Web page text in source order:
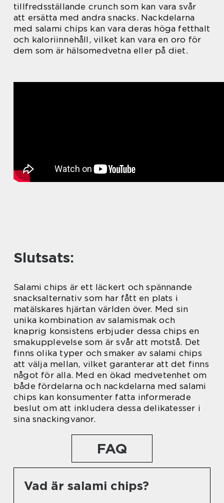
tillfredsställande crunch som kan vara svår
att ersätta med andra snacks. Nackdelarna
med salami chips kan vara deras höga fetthalt
och kaloriinnehåll, vilket kan vara en oro för
dem som är hälsomedvetna eller på diet.
Slutsats:
Salami chips är ett läckert och spännande
snacksalternativ som har fått en plats i
matälskares hjärtan världen över. Med sin
unika kombination av salamismak och
knaprig konsistens erbjuder dessa chips en
smakupplevelse som är svår att motstå. Det
finns olika typer och smaker av salami chips
att välja mellan, vilket garanterar att det finns
något för alla. Med en ökad medvetenhet om
både fördelarna och nackdelarna med salami
chips kan konsumenter fatta informerade
beslut om att inkludera dessa delikatesser i
sina snackingvanor.
FAQ
Vad är salami chips?